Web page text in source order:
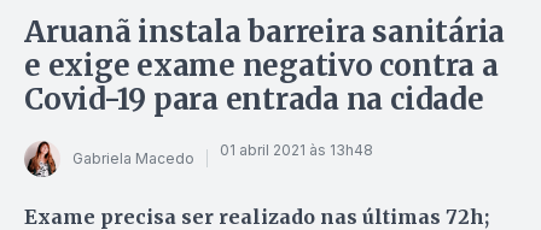
Aruanã instala barreira sanitária
e exige exame negativo contra a
Covid-19 para entrada na cidade
Gabriela Macedo 01 abril 2021 às 13h48
Exame precisa ser realizado nas últimas 72h;